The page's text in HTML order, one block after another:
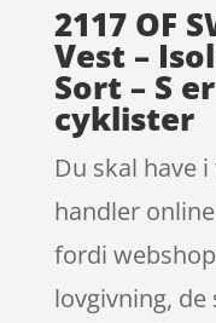
2117 OF
Vest –
Sort – S
cyklister
Du skal have
handler
fordi
lovgivning, de